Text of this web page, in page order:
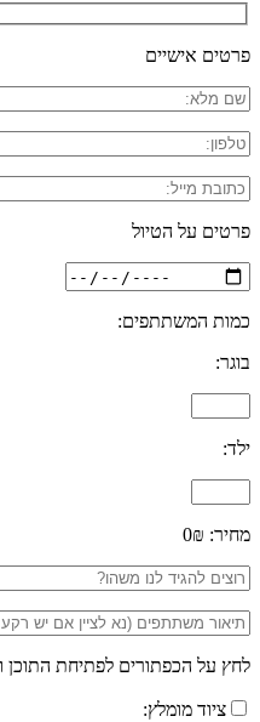
פרטים אישיים
פרטים על הטיול
כמות המשתתפים:
בוגר:
ילד:
מחיר: 0₪
לחץ על הכפתורים לפתיחת התוכן
ציוד מומלץ: